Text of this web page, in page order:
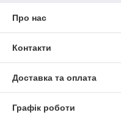
Про нас
Контакти
Доставка та оплата
Графік роботи